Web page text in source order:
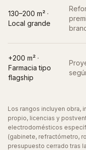
130–200 m² ·
Local grande
+200 m² ·
Farmacia tipo
flagship
Los rangos incluyen obra,
propio, licencias y
electrodomésticos
(gabinete, refractómetro,
presupuesto cerrado tras